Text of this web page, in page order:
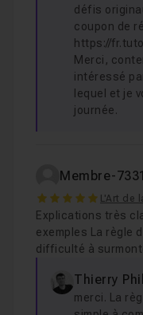
défis
coupon de
https://
Merci,
intéressé
lequel et je
journée.
Membre-
5 L'Art de
Explications très
exemples La règle
difficulté à
Thierry
merci. La